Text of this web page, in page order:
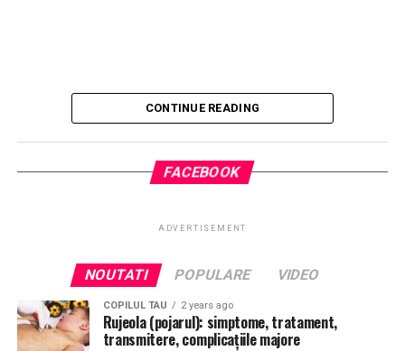
CONTINUE READING
FACEBOOK
ADVERTISEMENT
NOUTATI POPULARE VIDEO
COPILUL TAU 2 years ago
Rujeola (pojarul): simptome, tratament,
transmitere, complicațiile majore